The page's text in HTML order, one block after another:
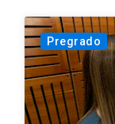
Pregrado